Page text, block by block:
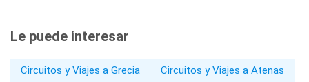
Le puede interesar
Circuitos y Viajes a Grecia
Circuitos y Viajes a Atenas